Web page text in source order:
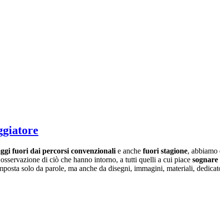
fuori dai percorsi convenzionali e anche fuori stagione,
di ciò che hanno intorno, a tutti quelli a cui piace
solo da parole, ma anche da disegni, immagini, materiali,